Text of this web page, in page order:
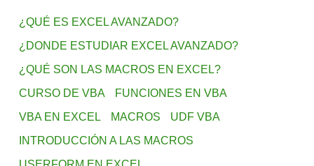
¿QUÉ ES EXCEL AVANZADO?
¿DONDE ESTUDIAR EXCEL AVANZADO?
¿QUÉ SON LAS MACROS EN EXCEL?
CURSO DE VBA
FUNCIONES EN VBA
VBA EN EXCEL
MACROS
UDF VBA
INTRODUCCIÓN A LAS MACROS